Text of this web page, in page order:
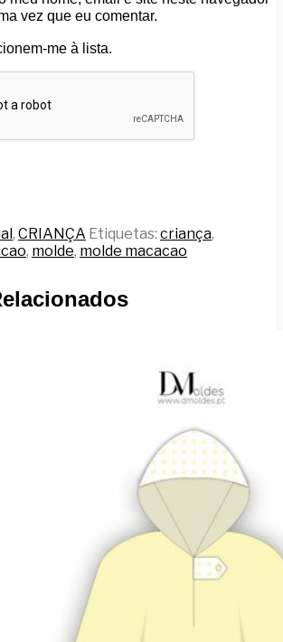
vez que eu comentar.
me à lista.
, CRIANÇA Etiquetas: criança,
, molde, molde macacao